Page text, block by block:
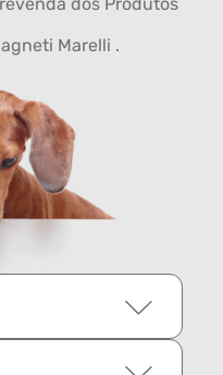
dos Produtos
Marelli .